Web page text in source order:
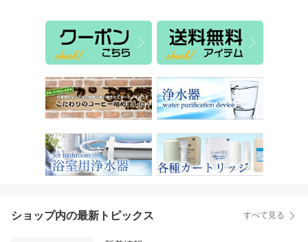
ショップ内の最新トピックス すべて見る